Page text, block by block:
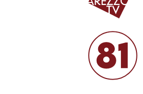
Arezzo Wave Station, puntata 9
Arezzo Wave Station - Puntata 8
00:35:05 - Sabato, 11 Aprile